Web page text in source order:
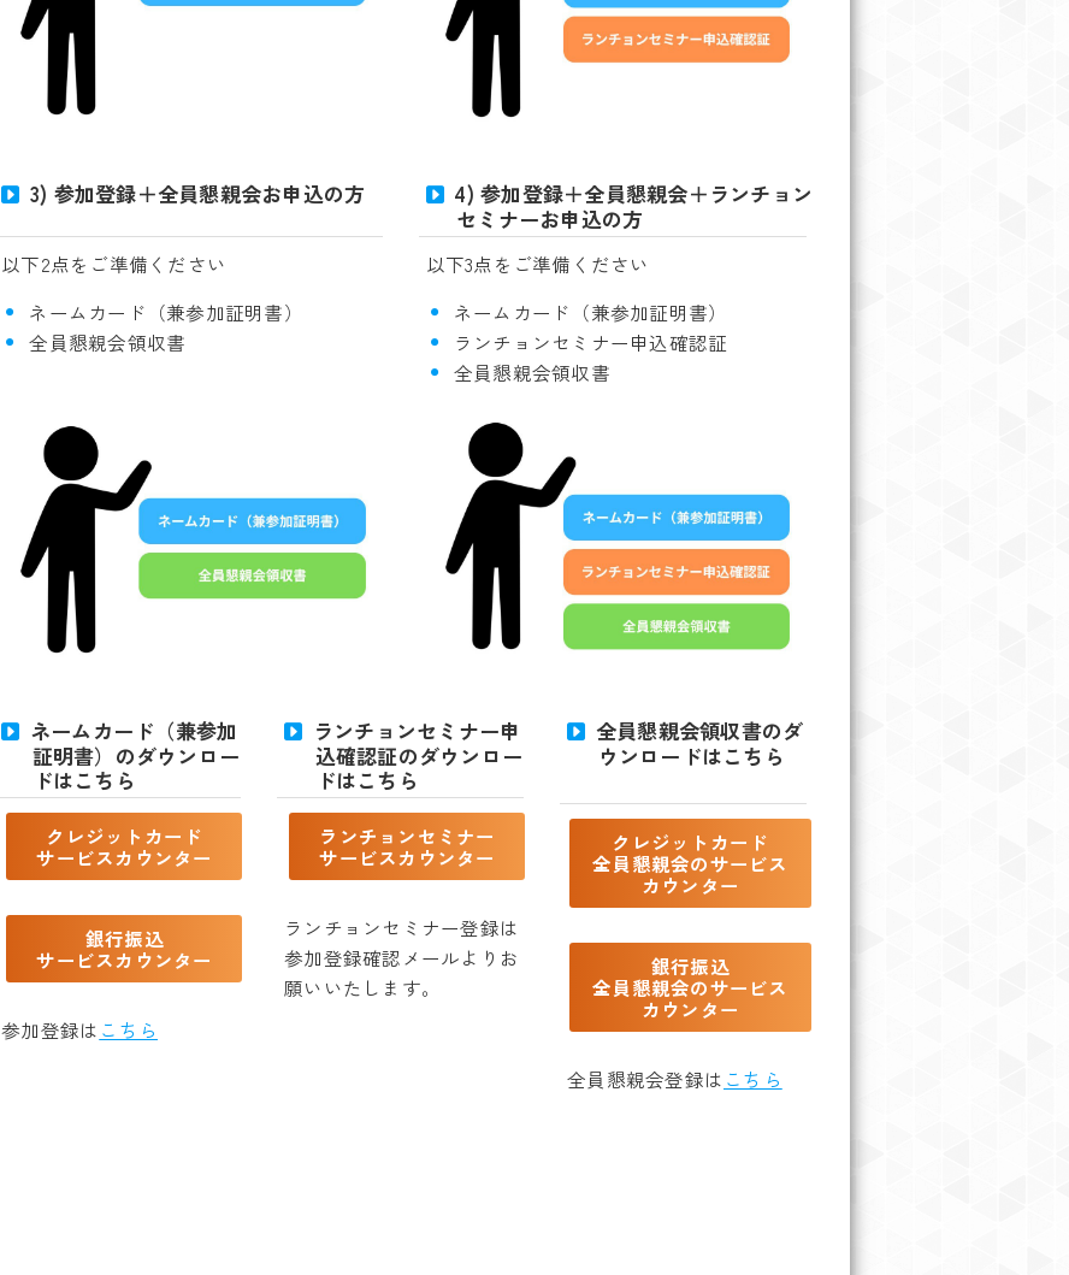
3) 参加登録＋全員懇親会お申込の方
以下2点をご準備ください
ネームカード（兼参加証明書）
全員懇親会領収書
4) 参加登録＋全員懇親会＋ランチョン
セミナーお申込の方
以下3点をご準備ください
ネームカード（兼参加証明書）
ランチョンセミナー申込確認証
全員懇親会領収書
ネームカード（兼参加
証明書）のダウンロー
ドはこちら
クレジットカード
サービスカウンター
銀行振込
サービスカウンター
参加登録は こちら
ランチョンセミナー申
込確認証のダウンロー
ドはこちら
ランチョンセミナー
サービスカウンター
ランチョンセミナー登録は
参加登録確認メールよりお
願いいたします。
全員懇親会領収書のダ
ウンロードはこちら
クレジットカード
全員懇親会のサービス
カウンター
銀行振込
全員懇親会のサービス
カウンター
全員懇親会登録は こちら